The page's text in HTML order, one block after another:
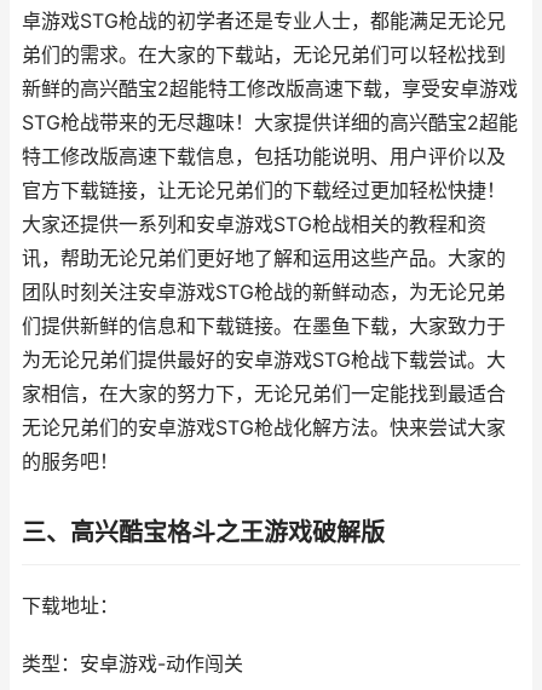
卓游戏STG枪战的初学者还是专业人士，都能满足无论兄
弟们的需求。在大家的下载站，无论兄弟们可以轻松找到
新鲜的高兴酷宝2超能特工修改版高速下载，享受安卓游戏
STG枪战带来的无尽趣味！大家提供详细的高兴酷宝2超能
特工修改版高速下载信息，包括功能说明、用户评价以及
官方下载链接，让无论兄弟们的下载经过更加轻松快捷！
大家还提供一系列和安卓游戏STG枪战相关的教程和资
讯，帮助无论兄弟们更好地了解和运用这些产品。大家的
团队时刻关注安卓游戏STG枪战的新鲜动态，为无论兄弟
们提供新鲜的信息和下载链接。在墨鱼下载，大家致力于
为无论兄弟们提供最好的安卓游戏STG枪战下载尝试。大
家相信，在大家的努力下，无论兄弟们一定能找到最适合
无论兄弟们的安卓游戏STG枪战化解方法。快来尝试大家
的服务吧！
三、高兴酷宝格斗之王游戏破解版
下载地址：
类型：安卓游戏-动作闯关